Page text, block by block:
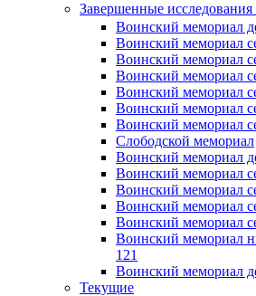
Завершенные
Воинский мемориал
Воинский мемориал
Воинский мемориал
Воинский мемориал
Воинский мемориал
Воинский мемориал
Воинский мемориал
Слободской мемориал
Воинский мемориал
Воинский мемориал
Воинский мемориал
Воинский мемориал
Воинский мемориал
Воинский мемориал
121
Воинский мемориал
Текущие